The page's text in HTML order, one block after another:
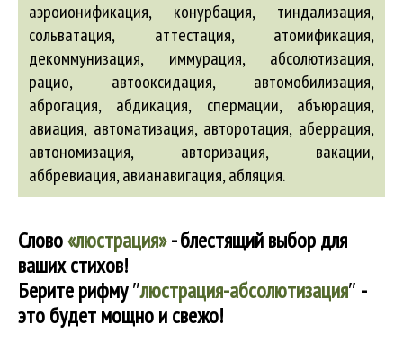
абсолютизация,
рацио, автооксидация, автомобилизация,
аброгация, абдикация, спермации, абъюрация,
авиация, автоматизация, авторотация, аберрация,
автономизация, авторизация, вакации,
аббревиация,авианавигация,абляция.
Слово«люстрация»- блестящий выбор для
ваших стихов!
Берите рифму″люстрация-абсолютизация″ -
это будет мощно и свежо!